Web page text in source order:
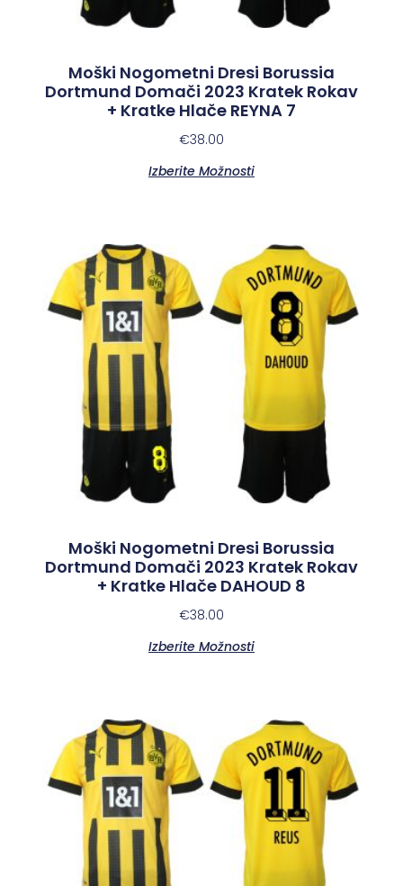
Moški Nogometni Dresi Borussia
Dortmund Domači 2023 Kratek Rokav
+ Kratke Hlače REYNA 7
€38.00
Izberite Možnosti
Moški Nogometni Dresi Borussia
Dortmund Domači 2023 Kratek Rokav
+ Kratke Hlače DAHOUD 8
€38.00
Izberite Možnosti